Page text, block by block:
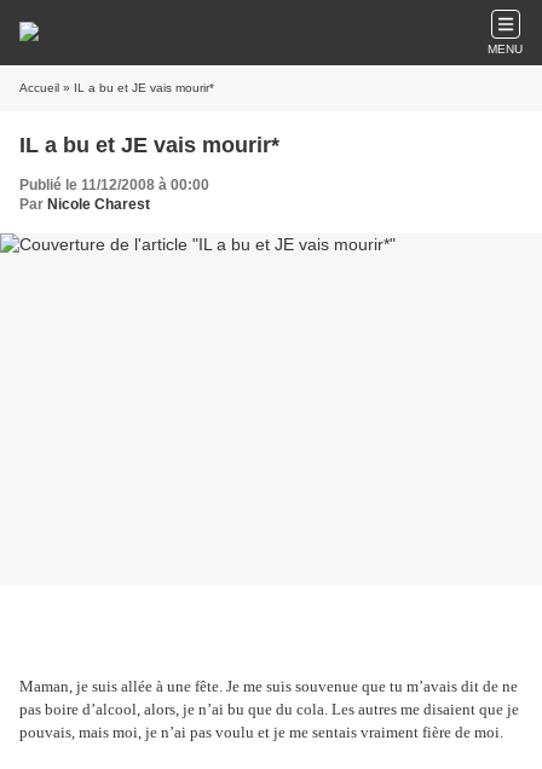
MENU
Accueil » IL a bu et JE vais mourir*
IL a bu et JE vais mourir*
Publié le 11/12/2008 à 00:00
Par Nicole Charest
Maman, je suis allée à une fête. Je me suis souvenue que tu m’avais dit de ne
pas boire d’alcool, alors, je n’ai bu que du cola. Les autres me disaient que je
pouvais, mais moi, je n’ai pas voulu et je me sentais vraiment fière de moi.